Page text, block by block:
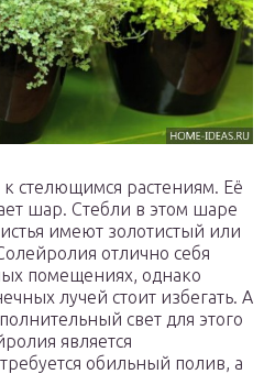
к стелющимся растениям. Её
шар. Стебли в этом шаре
имеют золотистый или
отлично себя
помещениях, однако
лучей стоит избегать. А
свет для этого
является
обильный полив, а